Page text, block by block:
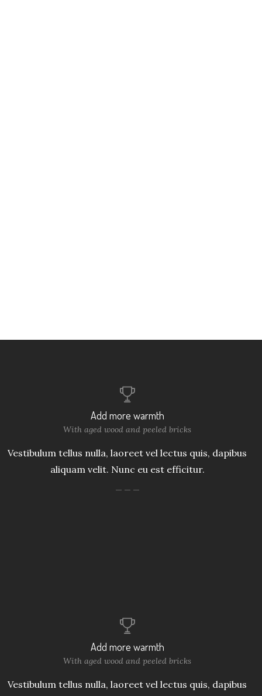
Add more warmth
With aged wood and peeled bricks
Vestibulum tellus nulla, laoreet vel lectus quis, dapibus
aliquam velit. Nunc eu est efficitur.
Add more warmth
With aged wood and peeled bricks
Vestibulum tellus nulla, laoreet vel lectus quis, dapibus